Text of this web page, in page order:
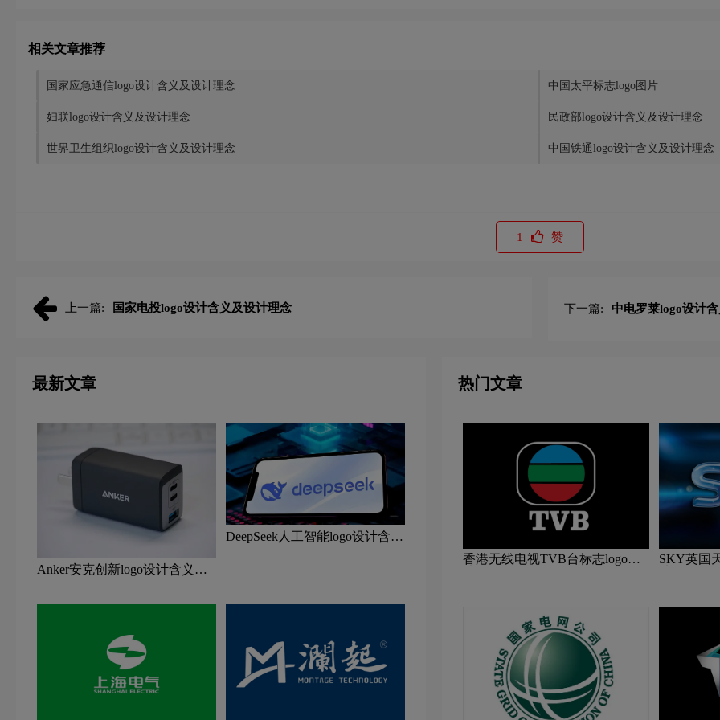
相关文章推荐
国家应急通信logo设计含义及设计理念 中国太平标志logo图片
妇联logo设计含义及设计理念 民政部logo设计含义及设计理念
世界卫生组织logo设计含义及设计理念 中国铁通logo设计含义及设计理念
1 赞
上一篇: 国家电投logo设计含义及设计理念 下一篇: 中电罗莱logo设计
最新文章
Anker安克创新logo设计含义及
DeepSeek人工智能logo设计含义
热门文章
香港无线电视TVB台标志logo图
SKY英国